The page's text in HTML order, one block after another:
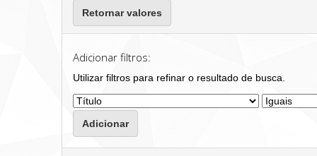
Retornar valores
Adicionar filtros:
Utilizar filtros para refinar o resultado de busca.